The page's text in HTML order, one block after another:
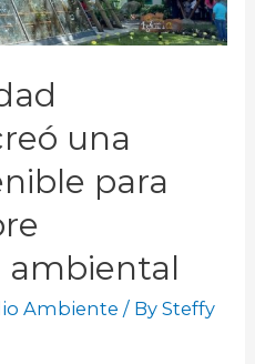
una
para
ambiental
Ambiente / BySteffy